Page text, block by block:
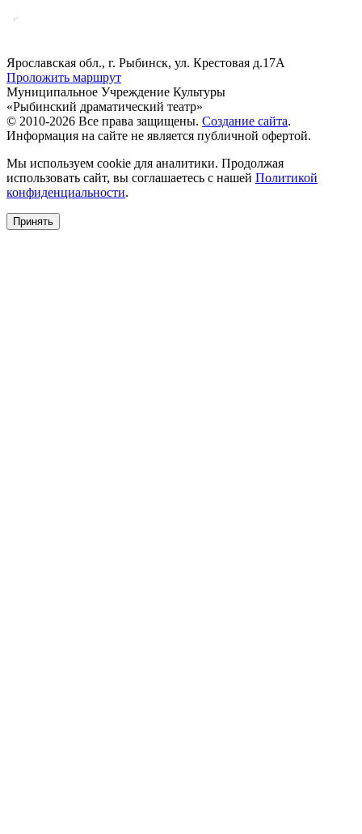
Ярославская обл., г. Рыбинск, ул. Крестовая д.17А
Проложить маршрут
Муниципальное Учреждение Культуры
«Рыбинский драматический театр»
© 2010-2026 Все права защищены. Создание сайта.
Информация на сайте не является публичной офертой.
Мы используем cookie для аналитики. Продолжая
использовать сайт, вы соглашаетесь с нашей Политикой
конфиденциальности.
Принять